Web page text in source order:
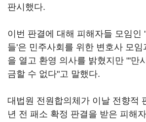
판시했다.
이번 판결에 대해 피해자들 모임인
들'은 민주사회를 위한 변호사 모임
을 열고 환영 의사를 밝혔지만 "'만
금할 수 없다"고 말했다.
대법원 전원합의체가 이날 전향적
년 전 패소 확정 판결을 받은 피해